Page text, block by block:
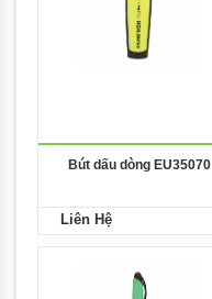
Bút dấu dòng EU35070
Liên Hệ